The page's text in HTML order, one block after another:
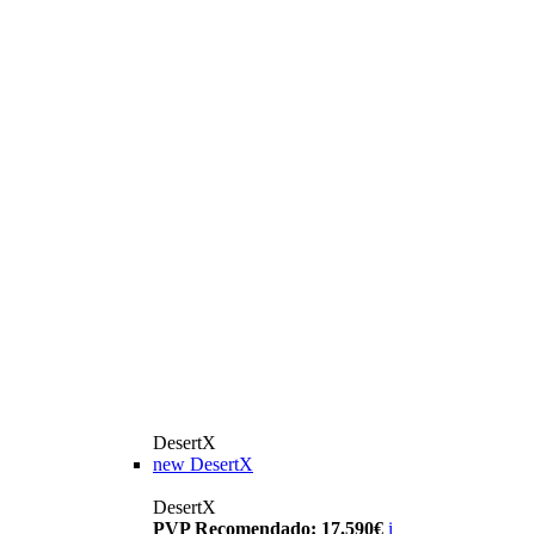
DesertX
new DesertX
DesertX
PVP Recomendado: 17.590€ i